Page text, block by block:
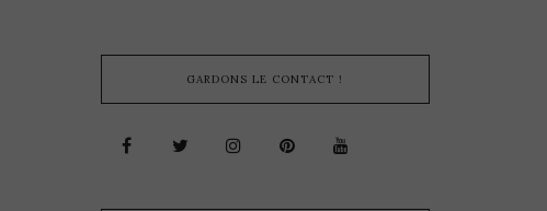
GARDONS LE CONTACT !